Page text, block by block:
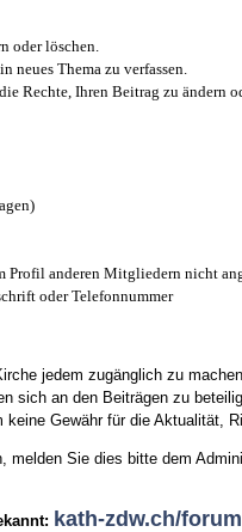
oder löschen.
Thema zu verfassen.
Rechte, Ihren Beitrag zu ändern
Profil anderen Mitgliedern nicht
oder Telefonnummer
jedem zugänglich zu
sich an den Beiträgen zu
Gewähr für die Aktualität,
Sie dies bitte dem
kath-zdw.ch/forum